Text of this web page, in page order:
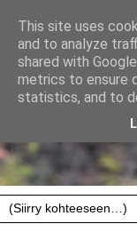
This site uses
and to analyze
shared with
metrics to ensure
statistics, and to